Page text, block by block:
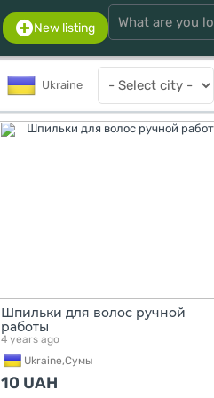
New listing
Ukraine
Шпильки для волос ручной
работы
4 years ago
Ukraine,Сумы
10 UAH